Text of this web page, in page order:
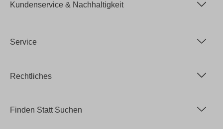
Kundenservice & Nachhaltigkeit
Service
Rechtliches
Finden Statt Suchen